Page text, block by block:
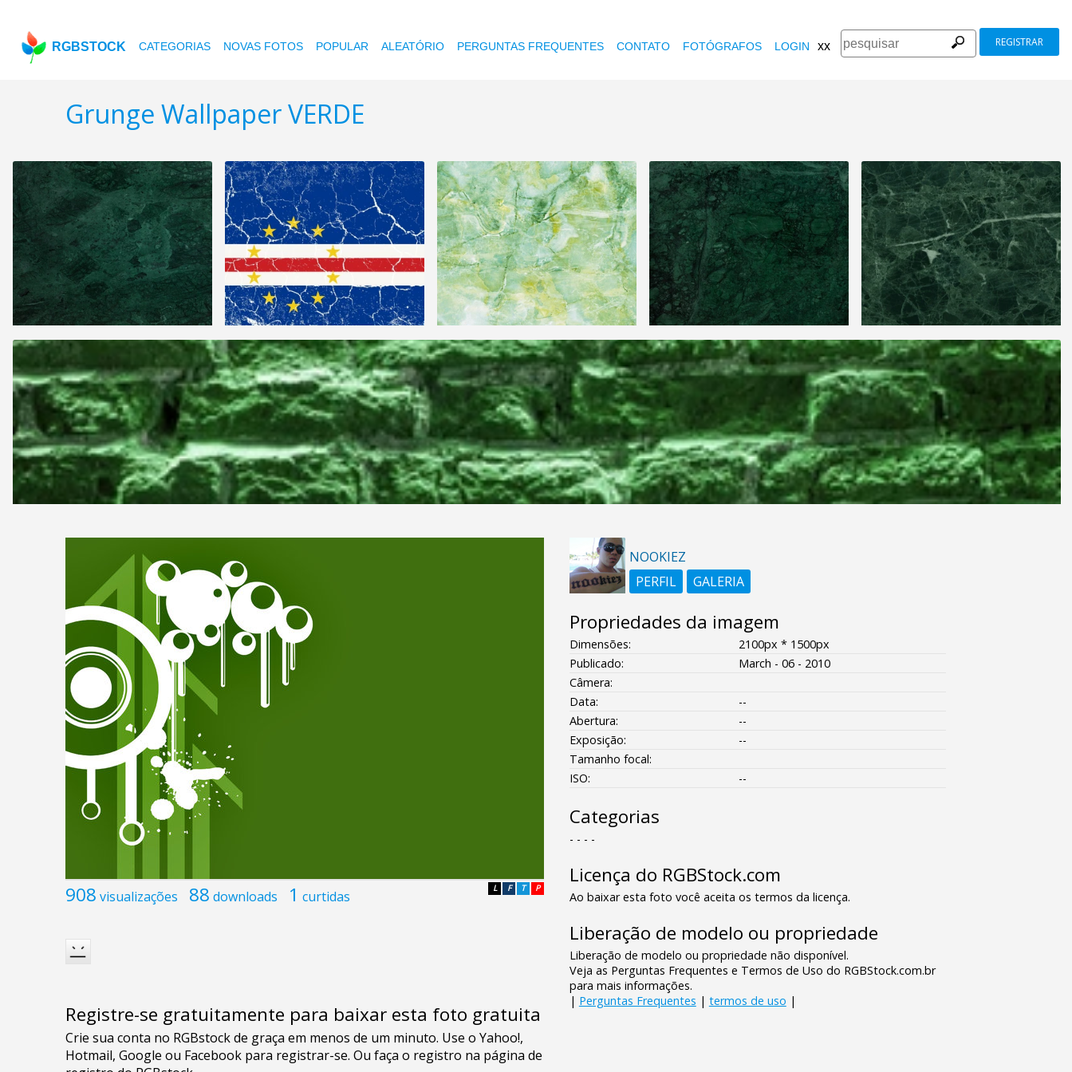
RGBSTOCK CATEGORIAS NOVAS FOTOS POPULAR ALEATÓRIO PERGUNTAS FREQUENTES CONTATO FOTÓGRAFOS LOGIN xx REGISTRAR
Grunge Wallpaper VERDE
908 visualizações 88 downloads 1 curtidas P
T
F
L
Registre-se gratuitamente para baixar esta foto gratuita
NOOKIEZ
PERFIL
GALERIA
Propriedades da imagem
Dimensões:
2100px * 1500px
Publicado:
March - 06 - 2010
Câmera:
Data:
--
Abertura:
--
Exposição:
--
Tamanho focal:
ISO:
--
Categorias
- - - -
Licença do RGBStock.com
Ao baixar esta foto você aceita os termos da licença.
Liberação de modelo ou propriedade
Liberação de modelo ou propriedade não disponível.
Veja as Perguntas Frequentes e Termos de Uso do RGBStock.com.br
para mais informações.
| Perguntas Frequentes | termos de uso |